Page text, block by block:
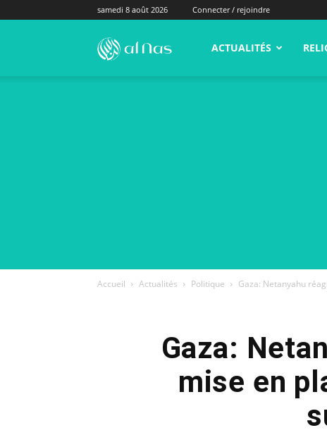
samedi 8 août 2026 Connecter / rejoindre
alNas.fr ACTUALITÉS
Accueil Actualités Politique Gaza: Netanyahu
Gaza:
mise en